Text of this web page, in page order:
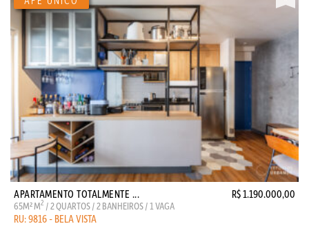
APARTAMENTO TOTALMENTE ... R$ 1.190.000,00
65M² M2 / 2 QUARTOS / 2 BANHEIROS / 1 VAGA
RU: 9816 - BELA VISTA